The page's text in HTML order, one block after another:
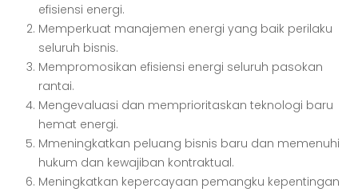
efisiensi energi.
Memperkuat manajemen energi yang baik perilaku
seluruh bisnis.
Mempromosikan efisiensi energi seluruh pasokan
rantai.
Mengevaluasi dan memprioritaskan teknologi baru
hemat energi.
Mmeningkatkan peluang bisnis baru dan memenuhi
hukum dan kewajiban kontraktual.
Meningkatkan kepercayaan pemangku kepentingan